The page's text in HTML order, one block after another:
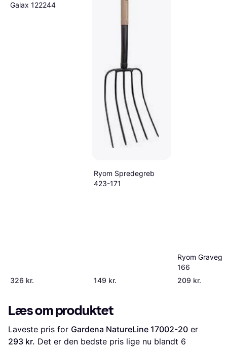
Galax 122244
326 kr.
Ryom Spredegreb
423-171
149 kr.
Ryom
166
209 kr.
Læs om produktet
Laveste pris for Gardena NatureLine 17002-20
293 kr. Det er den bedste pris lige nu blandt 6